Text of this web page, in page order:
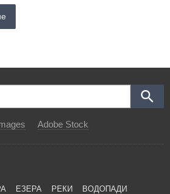
Adobe Stock
ЕЗЕРА РЕКИ ВОДОПАДИ